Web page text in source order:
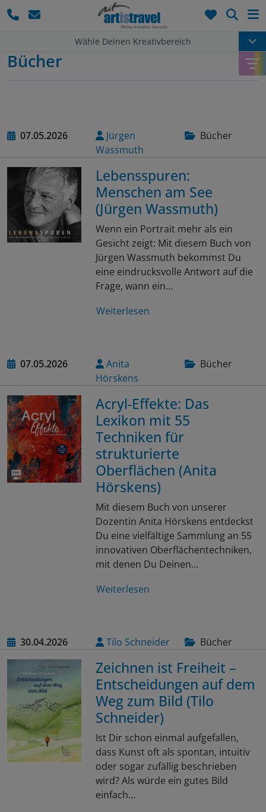
Wähle Deinen Kreativbereich
Bücher
07.05.2026
Jürgen
Wassmuth
Bücher
Lebensspuren:
Menschen am See
(Jürgen Wassmuth)
Wenn ein Portrait mehr als ein
Gesicht zeigt: Mit diesem Buch von
Jürgen Wassmuth bekommst Du
eine eindrucksvolle Antwort auf die
Frage, wann ein…
Weiterlesen
07.05.2026
Anita
Hörskens
Bücher
Acryl-Effekte: Das
Lexikon mit 55
Techniken für
strukturierte
Oberflächen (Anita
Hörskens)
Mit diesem Buch von unserer
Dozentin Anita Hörskens entdeckst
Du eine vielfältige Sammlung an 55
innovativen Oberflächentechniken,
mit denen Du Deinen…
Weiterlesen
30.04.2026 Tilo Schneider Bücher
Zeichnen ist Freiheit –
Entscheidungen auf dem
Weg zum Bild (Tilo
Schneider)
Ist Dir schon einmal aufgefallen,
dass Kunst oft als spontan, intuitiv
oder sogar zufällig beschrieben
wird? Als würde ein gutes Bild
einfach…